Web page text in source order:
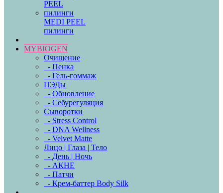
MEDI PEEL
пилинги
MYBIOGEN
Очищение
- Пенка
- Гель-гоммаж
ПЭДы
- Обновление
- Себурегуляция
Сыворотки
- Stress Control
- DNA Wellness
- Velvet Matte
Лицо | Глаза | Тело
- День | Ночь
- АКНЕ
- Патчи
- Крем-баттер Body Silk